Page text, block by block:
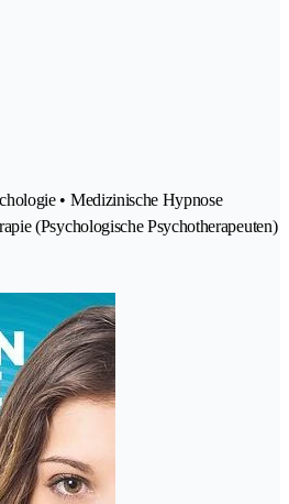
• Medizinische Hypnose
(Psychologische Psychotherapeuten)